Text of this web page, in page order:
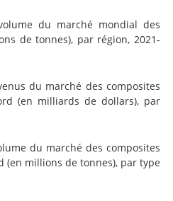
du marché mondial des
de tonnes), par région, 2021-
du marché des composites
(en milliards de dollars), par
du marché des composites
millions de tonnes), par type